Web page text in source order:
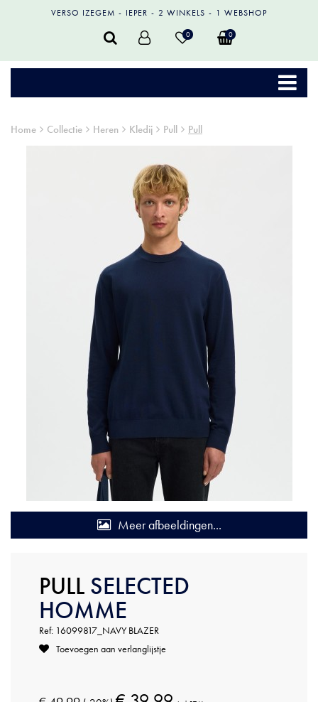
VERSO IZEGEM IEPER 2 WINKELS 1 WEBSHOP
0 0
Home Collectie Heren Kledij Pull Pull
Meer afbeeldingen...
PULL SELECTED
HOMME
Ref: 16099817_NAVY BLAZER
Toevoegen aan verlanglijstje